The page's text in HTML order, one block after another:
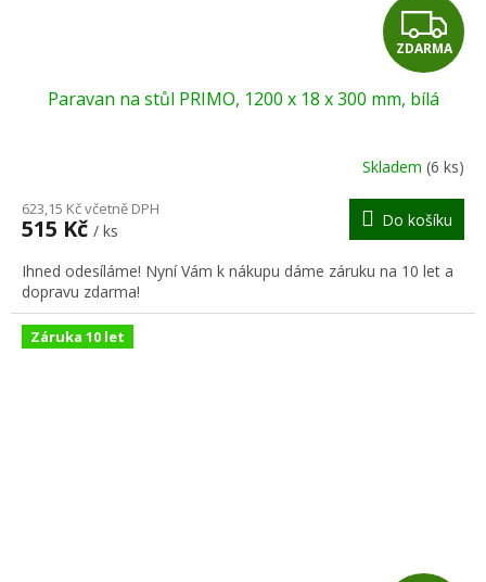
Z
D
R
M
A
ZDARMA
Paravan na stůl PRIMO, 1200 x 18 x 300 mm, bílá
Skladem (6 ks)
623,15 Kč včetně DPH
515 Kč / ks
Do košíku
Ihned odesíláme! Nyní Vám k nákupu dáme záruku na 10 let a
dopravu zdarma!
Záruka 10 let